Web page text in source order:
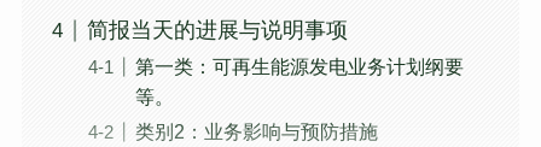
简报当天的进展与说明事项
第一类：可再生能源发电业务计划纲要
等。
类别2：业务影响与预防措施